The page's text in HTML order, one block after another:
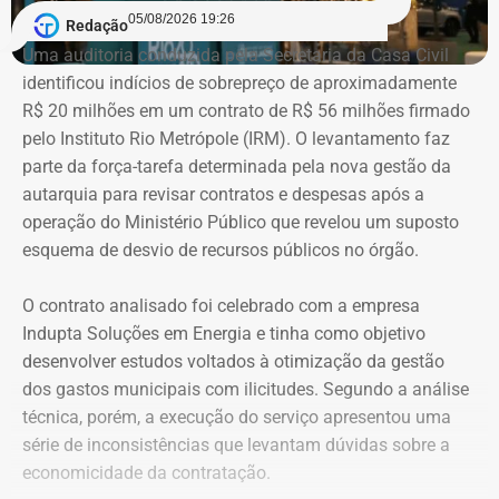
candidatos à Justiça Eleitoral e podem considerar os
valores históricos de aquisição dos bens, e não
necessariamente seus preços de mercado.
O crescimento patrimonial, por si só, não indica a
existência de irregularidades.
Declaração de bens de Vinícius Cozzolino em 2026 — Foto:
Reprodução/Divulgacand
Redação05/08/2026 19:26
Uma auditoria conduzida pela Secretaria da Casa Civil
identificou indícios de sobrepreço de aproximadamente
R$ 20 milhões em um contrato de R$ 56 milhões firmado
pelo Instituto Rio Metrópole (IRM). O levantamento faz
parte da força-tarefa determinada pela nova gestão da
autarquia para revisar contratos e despesas após a
operação do Ministério Público que revelou um suposto
esquema de desvio de recursos públicos no órgão.
O contrato analisado foi celebrado com a empresa
Indupta Soluções em Energia e tinha como objetivo
desenvolver estudos voltados à otimização da gestão
dos gastos municipais com ilicitudes. Segundo a análise
técnica, porém, a execução do serviço apresentou uma
série de inconsistências que levantam dúvidas sobre a
economicidade da contratação.